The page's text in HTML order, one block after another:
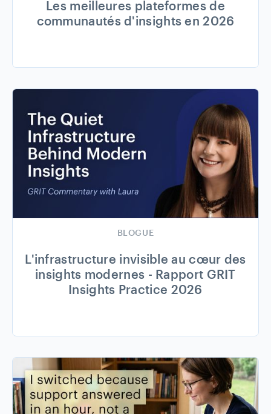
Les meilleures plateformes de
communautés d'insights en 2026
BLOGUE
L'infrastructure invisible au cœur des
insights modernes - Rapport GRIT
Insights Practice 2026